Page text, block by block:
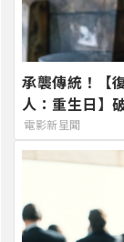
承襲傳統！【
人：重生日】
電影新星聞